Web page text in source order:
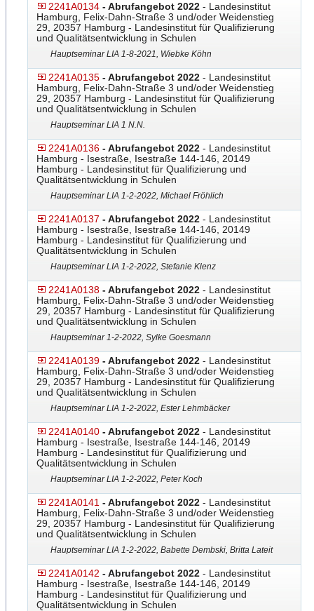
2241A0134 - Abrufangebot 2022 - Landesinstitut
Hamburg, Felix-Dahn-Straße 3 und/oder Weidenstieg
29, 20357 Hamburg - Landesinstitut für Qualifizierung
und Qualitätsentwicklung in Schulen
Hauptseminar LIA 1-8-2021, Wiebke Köhn
2241A0135 - Abrufangebot 2022 - Landesinstitut
Hamburg, Felix-Dahn-Straße 3 und/oder Weidenstieg
29, 20357 Hamburg - Landesinstitut für Qualifizierung
und Qualitätsentwicklung in Schulen
Hauptseminar LIA 1 N.N.
2241A0136 - Abrufangebot 2022 - Landesinstitut
Hamburg - Isestraße, Isestraße 144-146, 20149
Hamburg - Landesinstitut für Qualifizierung und
Qualitätsentwicklung in Schulen
Hauptseminar LIA 1-2-2022, Michael Fröhlich
2241A0137 - Abrufangebot 2022 - Landesinstitut
Hamburg - Isestraße, Isestraße 144-146, 20149
Hamburg - Landesinstitut für Qualifizierung und
Qualitätsentwicklung in Schulen
Hauptseminar LIA 1-2-2022, Stefanie Klenz
2241A0138 - Abrufangebot 2022 - Landesinstitut
Hamburg, Felix-Dahn-Straße 3 und/oder Weidenstieg
29, 20357 Hamburg - Landesinstitut für Qualifizierung
und Qualitätsentwicklung in Schulen
Hauptseminar 1-2-2022, Sylke Goesmann
2241A0139 - Abrufangebot 2022 - Landesinstitut
Hamburg, Felix-Dahn-Straße 3 und/oder Weidenstieg
29, 20357 Hamburg - Landesinstitut für Qualifizierung
und Qualitätsentwicklung in Schulen
Hauptseminar LIA 1-2-2022, Ester Lehmbäcker
2241A0140 - Abrufangebot 2022 - Landesinstitut
Hamburg - Isestraße, Isestraße 144-146, 20149
Hamburg - Landesinstitut für Qualifizierung und
Qualitätsentwicklung in Schulen
Hauptseminar LIA 1-2-2022, Peter Koch
2241A0141 - Abrufangebot 2022 - Landesinstitut
Hamburg, Felix-Dahn-Straße 3 und/oder Weidenstieg
29, 20357 Hamburg - Landesinstitut für Qualifizierung
und Qualitätsentwicklung in Schulen
Hauptseminar LIA 1-2-2022, Babette Dembski, Britta Lateit
2241A0142 - Abrufangebot 2022 - Landesinstitut
Hamburg - Isestraße, Isestraße 144-146, 20149
Hamburg - Landesinstitut für Qualifizierung und
Qualitätsentwicklung in Schulen